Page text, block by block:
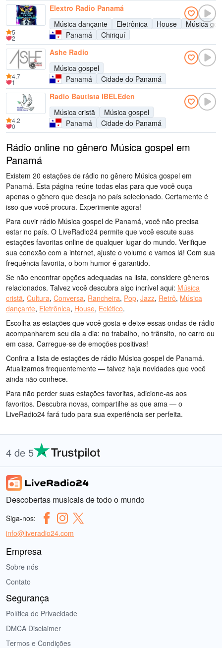
Elextro Radio Panamá
Música dançante
Eletrônica House
Música
Panamá
Chiriquí
5
2
Ashe Radio
Música gospel
Panamá
Cidade do Panamá
4.7
1
Radio Bautista IBELEden
Música cristã
Música gospel
Panamá
Cidade do Panamá
4.2
0
Rádio online no gênero Música gospel em
Panamá
Existem 20 estações de rádio no gênero Música gospel em
Panamá. Esta página reúne todas elas para que você ouça
apenas o gênero que deseja no país selecionado. Certamente é
isso que você procura. Experimente agora!
Para ouvir rádio Música gospel de Panamá, você não precisa
estar no país. O LiveRadio24 permite que você escute suas
estações favoritas online de qualquer lugar do mundo. Verifique
sua conexão com a internet, ajuste o volume e vamos lá! Com sua
frequência favorita, o bom humor é garantido.
Se não encontrar opções adequadas na lista, considere gêneros
relacionados. Talvez você descubra algo incrível aqui: Música
cristã, Cultura, Conversa, Rancheira, Pop, Jazz, Retrô, Música
dançante, Eletrônica, House, Eclético.
Escolha as estações que você gosta e deixe essas ondas de rádio
acompanharem seu dia a dia: no trabalho, no trânsito, no carro ou
em casa. Carregue-se de emoções positivas!
Confira a lista de estações de rádio Música gospel de Panamá.
Atualizamos frequentemente — talvez haja novidades que você
ainda não conhece.
Para não perder suas estações favoritas, adicione-as aos
favoritos. Descubra novas, compartilhe as que ama — o
LiveRadio24 fará tudo para sua experiência ser perfeita.
4 de 5
Descobertas musicais de todo o mundo
Siga-nos:
info@liveradio24.com
Empresa
Sobre nós
Contato
Segurança
Política de Privacidade
DMCA Disclaimer
Termos e Condições